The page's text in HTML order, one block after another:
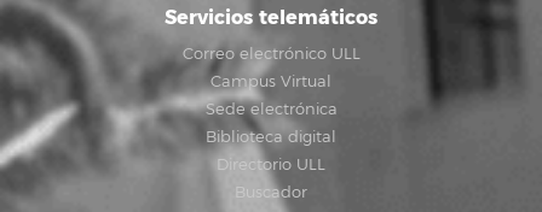
Servicios telemáticos
Correo electrónico ULL
Campus Virtual
Sede electrónica
Biblioteca digital
Directorio ULL
Buscador